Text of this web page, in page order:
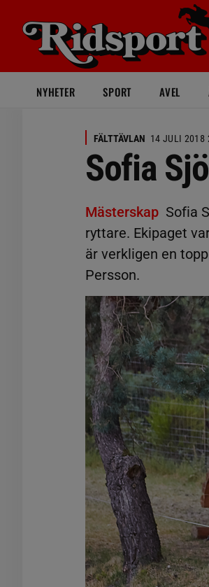
NYHETER SPORT AVEL
FÄLTTÄVLAN 14 JULI 2018
Sofia
Mästerskap Sofia
ryttare. Ekipaget
är verkligen en
Persson.